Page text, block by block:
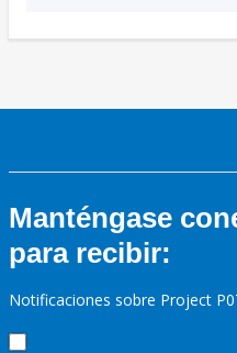
Manténgase
para recibir:
Notificaciones sobre Project